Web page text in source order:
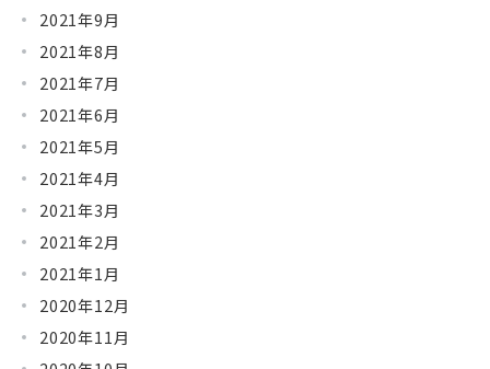
2021年9月
2021年8月
2021年7月
2021年6月
2021年5月
2021年4月
2021年3月
2021年2月
2021年1月
2020年12月
2020年11月